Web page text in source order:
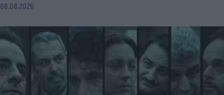
08.08.2026